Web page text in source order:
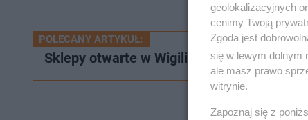
POLECANY ARTYKUŁ:
Sklepy otwarte w Wigilię 2021. Do której
geolokalizacyjnych
cenimy Twoją
Zgoda jest
się w lewym dolnym
ale masz prawo
witrynie.
Zapoznaj się z